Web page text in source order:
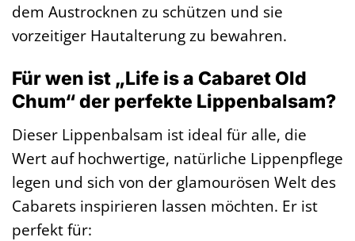
dem Austrocknen zu schützen und sie
vorzeitiger Hautalterung zu bewahren.
Für wen ist „Life is a Cabaret Old
Chum“ der perfekte Lippenbalsam?
Dieser Lippenbalsam ist ideal für alle, die
Wert auf hochwertige, natürliche Lippenpflege
legen und sich von der glamourösen Welt des
Cabarets inspirieren lassen möchten. Er ist
perfekt für: